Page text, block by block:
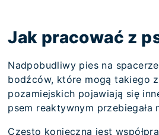
Jak pracować z
Nadpobudliwy pies na
bodźców, które mogą takiego
pozamiejskich pojawiają się
psem reaktywnym przebiegała
Często konieczna jest